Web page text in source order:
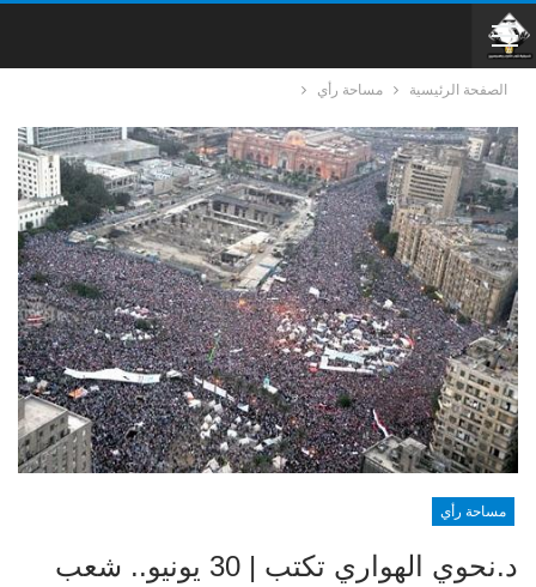
الصفحة الرئيسية مساحة رأي
مساحة رأي
د.نحوي الهواري تكتب | 30 يونيو.. شعب